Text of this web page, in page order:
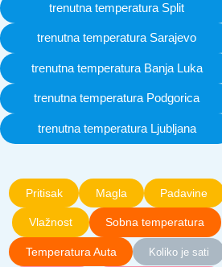
14:00
32°C
trenutna temperatura Split
trenutna temperatura Sarajevo
trenutna temperatura Banja Luka
trenutna temperatura Podgorica
trenutna temperatura Ljubljana
Pritisak Magla Padavine
Vlažnost Sobna temperatura
Temperatura Auta Koliko je sati